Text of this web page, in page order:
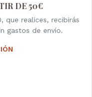
DE 50€
que realices, recibirás
gastos de envío.